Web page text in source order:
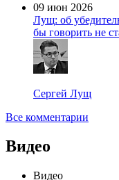
09 июн 2026
Лущ: об
бы говорить не
Сергей Лущ
Все комментарии
Видео
Видео